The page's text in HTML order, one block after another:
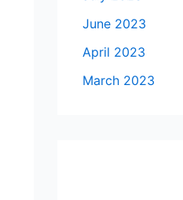
June 2023
April 2023
March 2023